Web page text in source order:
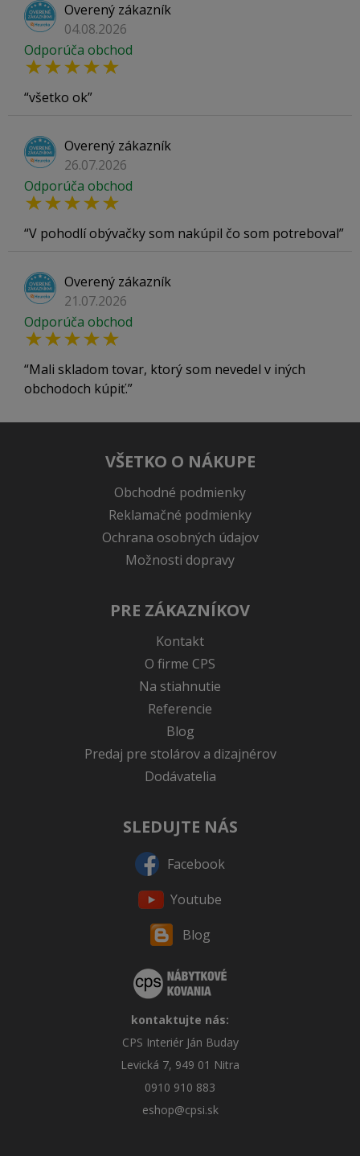
Overený zákazník
04.08.2026
Odporúča obchod
všetko ok
Overený zákazník
26.07.2026
Odporúča obchod
V pohodlí obývačky som nakúpil čo som potreboval
Overený zákazník
21.07.2026
Odporúča obchod
Mali skladom tovar, ktorý som nevedel v iných
obchodoch kúpiť.
VŠETKO O NÁKUPE
Obchodné podmienky
Reklamačné podmienky
Ochrana osobných údajov
Možnosti dopravy
PRE ZÁKAZNÍKOV
Kontakt
O firme CPS
Na stiahnutie
Referencie
Blog
Predaj pre stolárov a dizajnérov
Dodávatelia
SLEDUJTE NÁS
Facebook
Youtube
Blog
kontaktujte nás:
CPS Interiér Ján Buday
Levická 7, 949 01 Nitra
0910 910 883
eshop@cpsi.sk